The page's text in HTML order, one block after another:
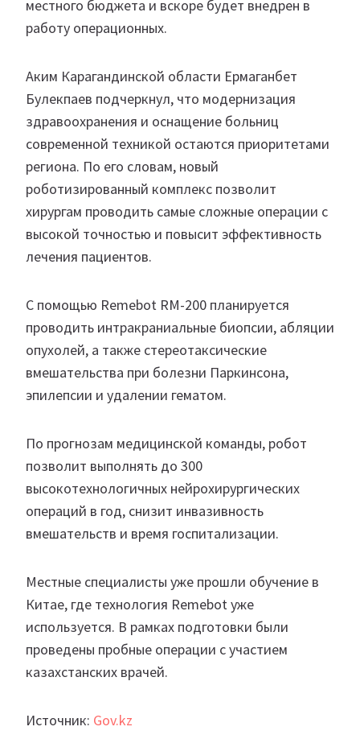
местного бюджета и вскоре будет внедрен в
работу операционных.
Аким Карагандинской области Ермаганбет
Булекпаев подчеркнул, что модернизация
здравоохранения и оснащение больниц
современной техникой остаются приоритетами
региона. По его словам, новый
роботизированный комплекс позволит
хирургам проводить самые сложные операции с
высокой точностью и повысит эффективность
лечения пациентов.
С помощью Remebot RM-200 планируется
проводить интракраниальные биопсии, абляции
опухолей, а также стереотаксические
вмешательства при болезни Паркинсона,
эпилепсии и удалении гематом.
По прогнозам медицинской команды, робот
позволит выполнять до 300
высокотехнологичных нейрохирургических
операций в год, снизит инвазивность
вмешательств и время госпитализации.
Местные специалисты уже прошли обучение в
Китае, где технология Remebot уже
используется. В рамках подготовки были
проведены пробные операции с участием
казахстанских врачей.
Источник: Gov.kz